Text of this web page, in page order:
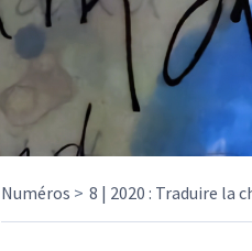
Numéros 8 | 2020 : Traduire la